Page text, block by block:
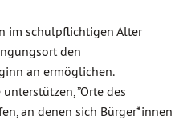
im schulpflichtigen Alter
den
an ermöglichen.
”Orte des
an denen sich Bürger*innen